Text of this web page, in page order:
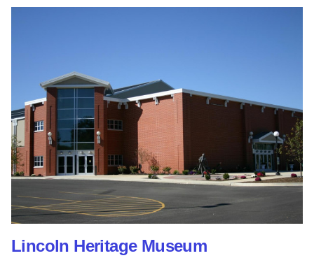
Lincoln Heritage Museum